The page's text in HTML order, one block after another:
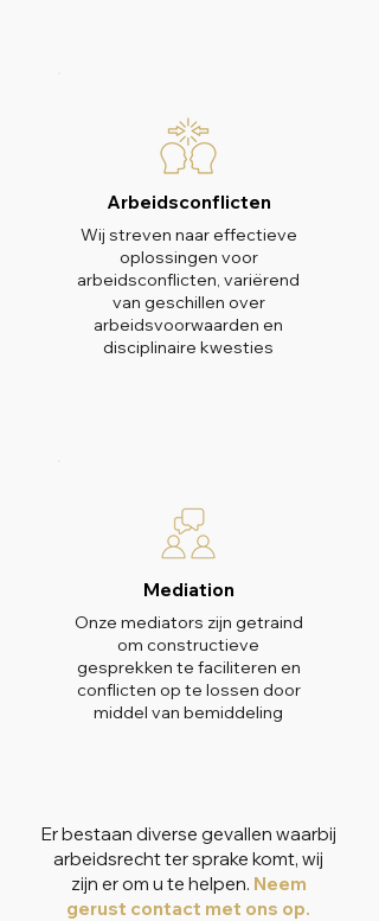
Arbeidsconflicten
Wij streven naar effectieve
oplossingen voor
arbeidsconflicten, variërend
van geschillen over
arbeidsvoorwaarden en
disciplinaire kwesties
Mediation
Onze mediators zijn getraind
om constructieve
gesprekken te faciliteren en
conflicten op te lossen door
middel van bemiddeling
Er bestaan diverse gevallen waarbij
arbeidsrecht ter sprake komt, wij
zijn er om u te helpen. Neem
gerust contact met ons op.